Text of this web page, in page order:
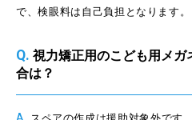
で、検眼料は自己負担となります。
Q. 視力矯正用のこども用メ
合は？